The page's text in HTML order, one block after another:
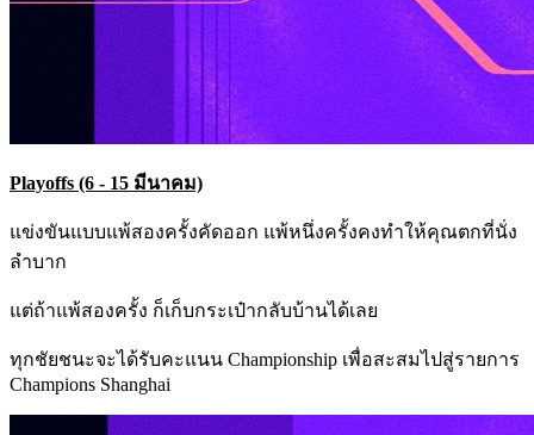
Playoffs (6 - 15 มีนาคม)
แข่งขันแบบแพ้สองครั้งคัดออก แพ้หนึ่งครั้งคงทำให้คุณตกที่นั่ง
ลำบาก
แต่ถ้าแพ้สองครั้ง ก็เก็บกระเป๋ากลับบ้านได้เลย
ทุกชัยชนะจะได้รับคะแนน Championship เพื่อสะสมไปสู่รายการ
Champions Shanghai